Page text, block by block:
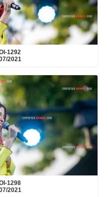
1292
2021
1298
2021